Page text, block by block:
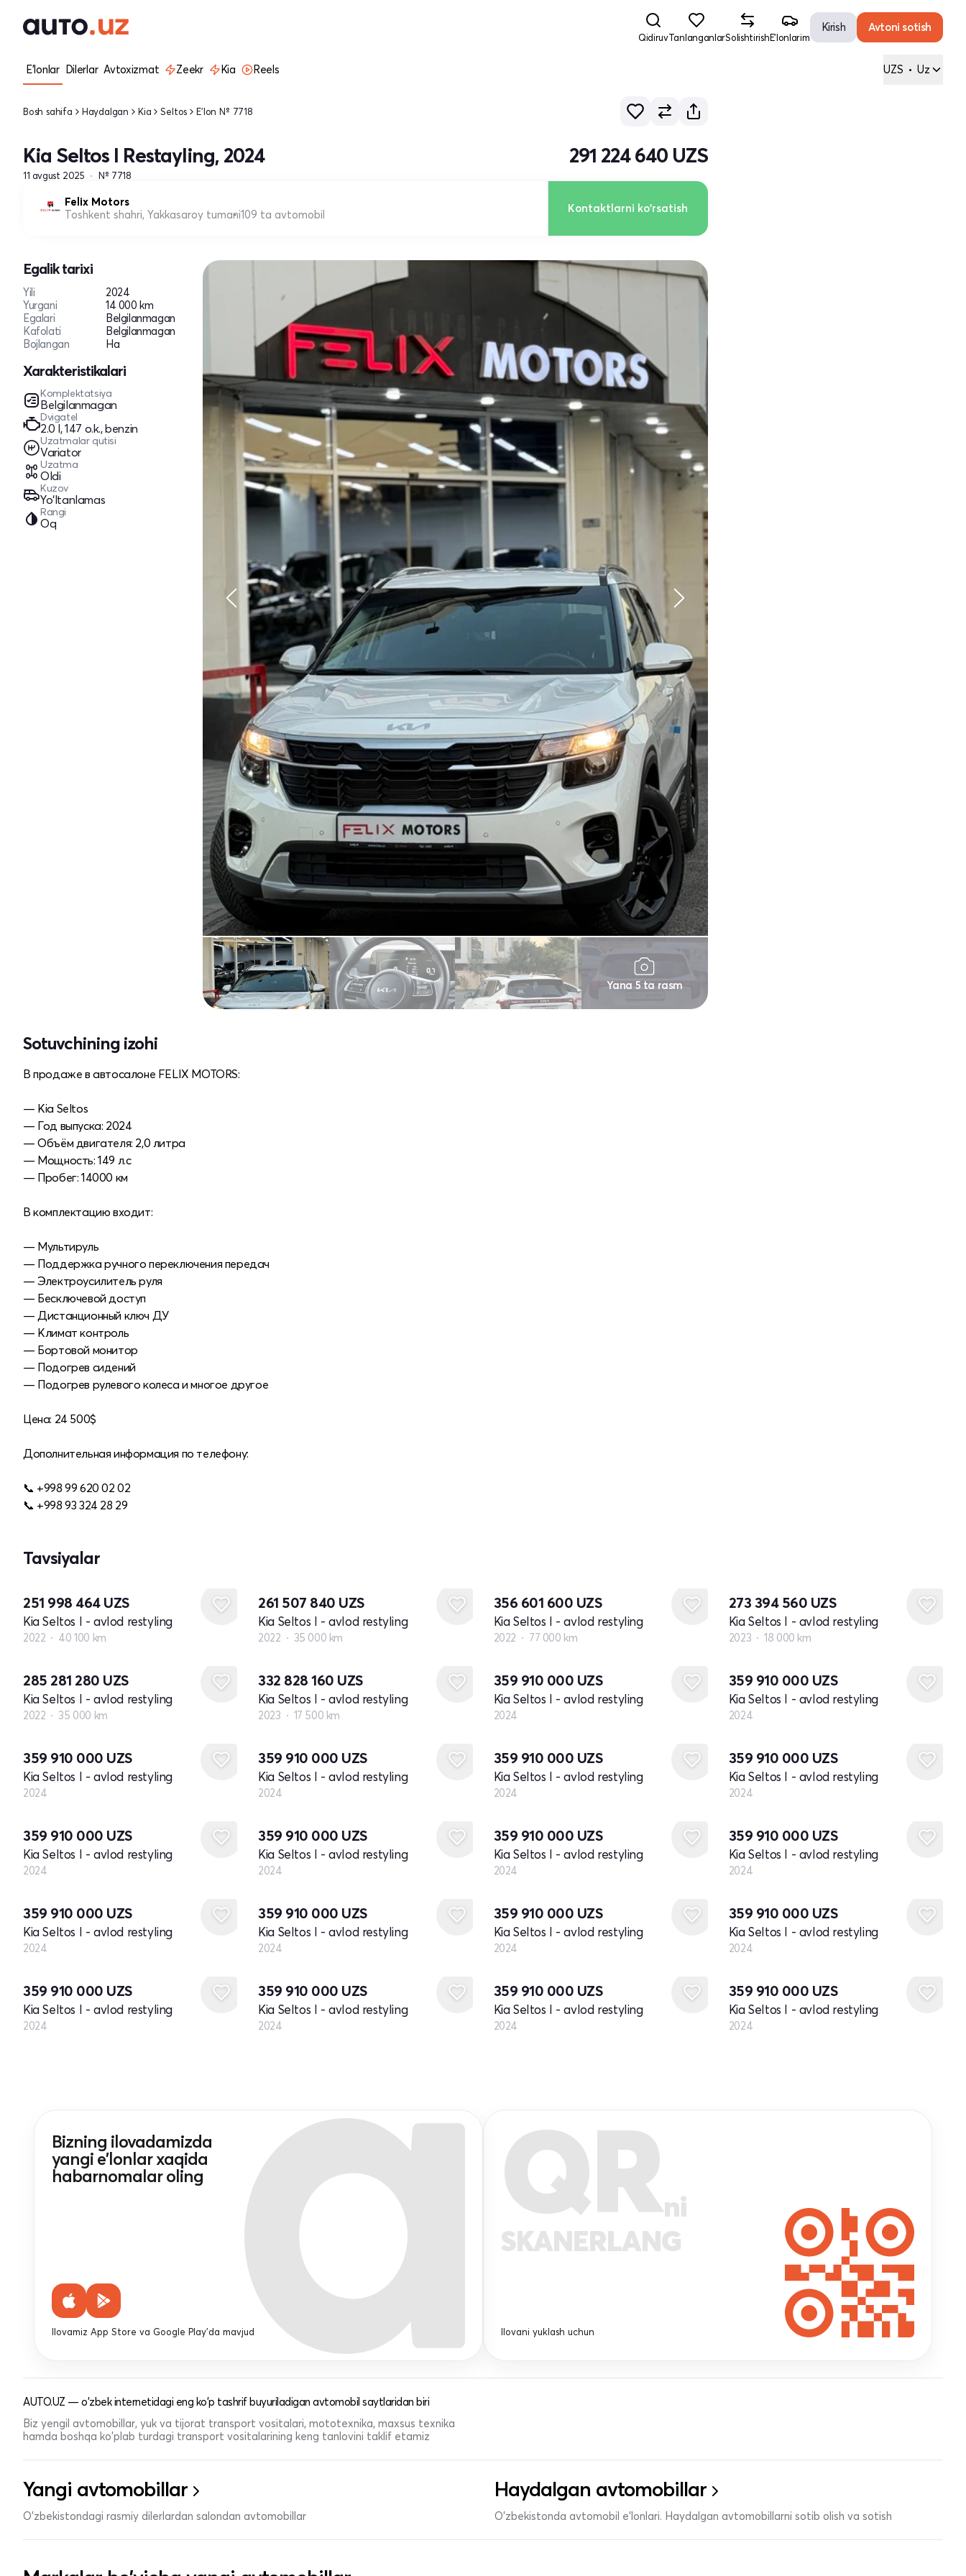
QidiruvTanlanganlarSolishtirishE'lonlarim
Kirish Avtoni sotish
E'lonlar Dilerlar Avtoxizmat Zeekr Kia Reels UZS • Uz
Bosh sahifa Haydalgan Kia Seltos E'lon № 7718
Kia Seltos I Restayling, 2024
11 avgust 2025 № 7718
291 224 640 UZS
Felix Motors
Toshkent shahri, Yakkasaroy tumani109 ta avtomobil Kontaktlarni ko'rsatish
Egalik tarixi
Yili
2024
Yurgani
14 000 km
Egalari
Belgilanmagan
Kafolati
Belgilanmagan
Bojlangan
Ha
Xarakteristikalari
Komplektatsiya
Belgilanmagan
Dvigatel
2.0 l, 147 o.k., benzin
Uzatmalar qutisi
Variator
Uzatma
Oldi
Kuzov
Yo‘ltanlamas
Rangi
Oq
Yana 5 ta rasm
Sotuvchining izohi
В продаже в автосалоне FELIX MOTORS:
— Kia Seltos
— Год выпуска: 2024
— Объём двигателя: 2,0 литра
— Мощность: 149 л.с
— Пробег: 14000 км
В комплектацию входит:
— Мультируль
— Поддержка ручного переключения передач
— Электроусилитель руля
— Бесключевой доступ
— Дистанционный ключ ДУ
— Климат контроль
— Бортовой монитор
— Подогрев сидений
— Подогрев рулевого колеса и многое другое
Цена: 24 500$
Дополнительная информация по телефону:
📞 +998 99 620 02 02
📞 +998 93 324 28 29
Tavsiyalar
251 998 464 UZS
Kia Seltos I - avlod restyling
2022 40 100 km
261 507 840 UZS
Kia Seltos I - avlod restyling
2022 35 000 km
356 601 600 UZS
Kia Seltos I - avlod restyling
2022 77 000 km
273 394 560 UZS
Kia Seltos I - avlod restyling
2023 18 000 km
285 281 280 UZS
Kia Seltos I - avlod restyling
2022 35 000 km
332 828 160 UZS
Kia Seltos I - avlod restyling
2023 17 500 km
359 910 000 UZS
Kia Seltos I - avlod restyling
2024
359 910 000 UZS
Kia Seltos I - avlod restyling
2024
359 910 000 UZS
Kia Seltos I - avlod restyling
2024
359 910 000 UZS
Kia Seltos I - avlod restyling
2024
359 910 000 UZS
Kia Seltos I - avlod restyling
2024
359 910 000 UZS
Kia Seltos I - avlod restyling
2024
359 910 000 UZS
Kia Seltos I - avlod restyling
2024
359 910 000 UZS
Kia Seltos I - avlod restyling
2024
359 910 000 UZS
Kia Seltos I - avlod restyling
2024
359 910 000 UZS
Kia Seltos I - avlod restyling
2024
359 910 000 UZS
Kia Seltos I - avlod restyling
2024
359 910 000 UZS
Kia Seltos I - avlod restyling
2024
359 910 000 UZS
Kia Seltos I - avlod restyling
2024
359 910 000 UZS
Kia Seltos I - avlod restyling
2024
359 910 000 UZS
Kia Seltos I - avlod restyling
2024
359 910 000 UZS
Kia Seltos I - avlod restyling
2024
359 910 000 UZS
Kia Seltos I - avlod restyling
2024
359 910 000 UZS
Kia Seltos I - avlod restyling
2024
Bizning ilovadamizda
yangi e'lonlar xaqida
habarnomalar oling
Ilovamiz App Store va Google Play'da mavjud
QRni
SKANERLANG
Ilovani yuklash uchun
AUTO.UZ — o'zbek internetidagi eng ko'p tashrif buyuriladigan avtomobil saytlaridan biri
Biz yengil avtomobillar, yuk va tijorat transport vositalari, mototexnika, maxsus texnika
hamda boshqa ko'plab turdagi transport vositalarining keng tanlovini taklif etamiz
Yangi avtomobillar
O'zbekistondagi rasmiy dilerlardan salondan avtomobillar
Haydalgan avtomobillar
O'zbekistonda avtomobil e’lonlari. Haydalgan avtomobillarni sotib olish va sotish